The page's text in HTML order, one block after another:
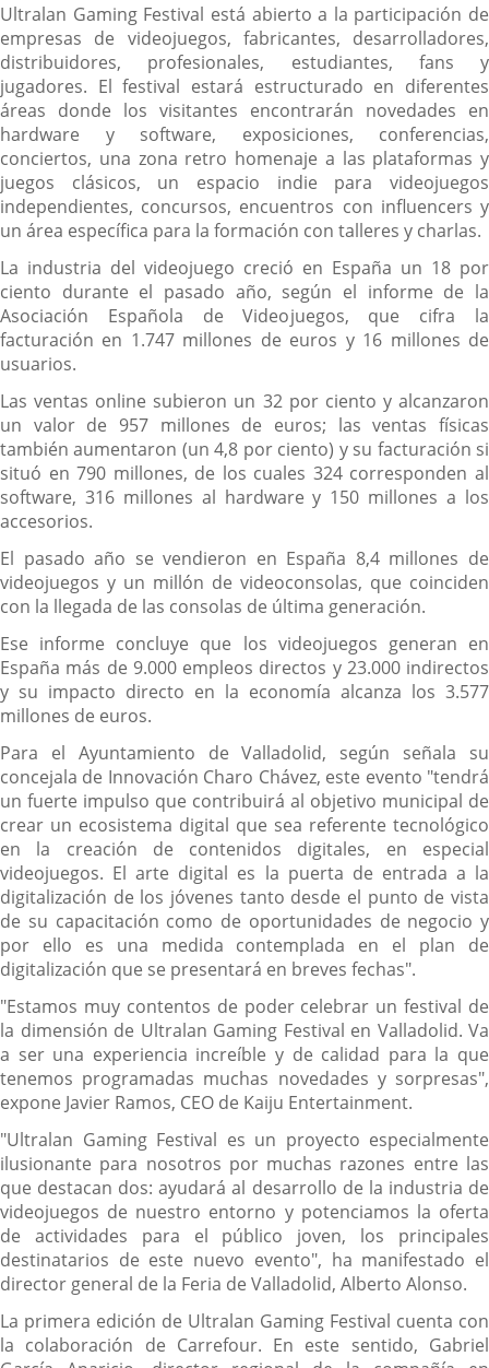
Ultralan Gaming Festival está abierto a la participación de
empresas de videojuegos, fabricantes, desarrolladores,
distribuidores, profesionales, estudiantes, fans y
jugadores. El festival estará estructurado en diferentes
áreas donde los visitantes encontrarán novedades en
hardware y software, exposiciones, conferencias,
conciertos, una zona retro homenaje a las plataformas y
juegos clásicos, un espacio indie para videojuegos
independientes, concursos, encuentros con influencers y
un área específica para la formación con talleres y charlas.
La industria del videojuego creció en España un 18 por
ciento durante el pasado año, según el informe de la
Asociación Española de Videojuegos, que cifra la
facturación en 1.747 millones de euros y 16 millones de
usuarios.
Las ventas online subieron un 32 por ciento y alcanzaron
un valor de 957 millones de euros; las ventas físicas
también aumentaron (un 4,8 por ciento) y su facturación si
situó en 790 millones, de los cuales 324 corresponden al
software, 316 millones al hardware y 150 millones a los
accesorios.
El pasado año se vendieron en España 8,4 millones de
videojuegos y un millón de videoconsolas, que coinciden
con la llegada de las consolas de última generación.
Ese informe concluye que los videojuegos generan en
España más de 9.000 empleos directos y 23.000 indirectos
y su impacto directo en la economía alcanza los 3.577
millones de euros.
Para el Ayuntamiento de Valladolid, según señala su
concejala de Innovación Charo Chávez, este evento "tendrá
un fuerte impulso que contribuirá al objetivo municipal de
crear un ecosistema digital que sea referente tecnológico
en la creación de contenidos digitales, en especial
videojuegos. El arte digital es la puerta de entrada a la
digitalización de los jóvenes tanto desde el punto de vista
de su capacitación como de oportunidades de negocio y
por ello es una medida contemplada en el plan de
digitalización que se presentará en breves fechas".
"Estamos muy contentos de poder celebrar un festival de
la dimensión de Ultralan Gaming Festival en Valladolid. Va
a ser una experiencia increíble y de calidad para la que
tenemos programadas muchas novedades y sorpresas",
expone Javier Ramos, CEO de Kaiju Entertainment.
"Ultralan Gaming Festival es un proyecto especialmente
ilusionante para nosotros por muchas razones entre las
que destacan dos: ayudará al desarrollo de la industria de
videojuegos de nuestro entorno y potenciamos la oferta
de actividades para el público joven, los principales
destinatarios de este nuevo evento", ha manifestado el
director general de la Feria de Valladolid, Alberto Alonso.
La primera edición de Ultralan Gaming Festival cuenta con
la colaboración de Carrefour. En este sentido, Gabriel